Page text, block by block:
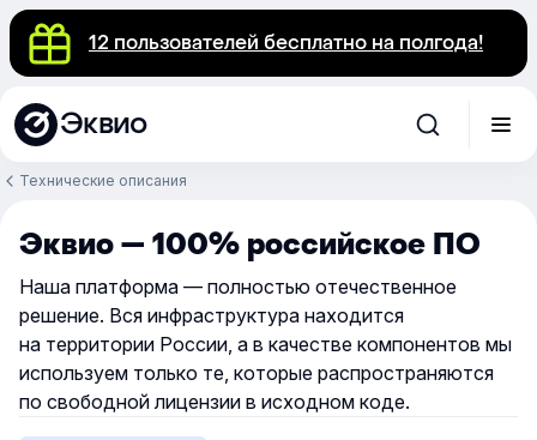
12 пользователей бесплатно на полгода!
Эквио
Технические описания
Эквио — 100% российское ПО
Наша платформа — полностью отечественное
решение. Вся инфраструктура находится
на территории России, а в качестве компонентов мы
используем только те, которые распространяются
по свободной лицензии в исходном коде.